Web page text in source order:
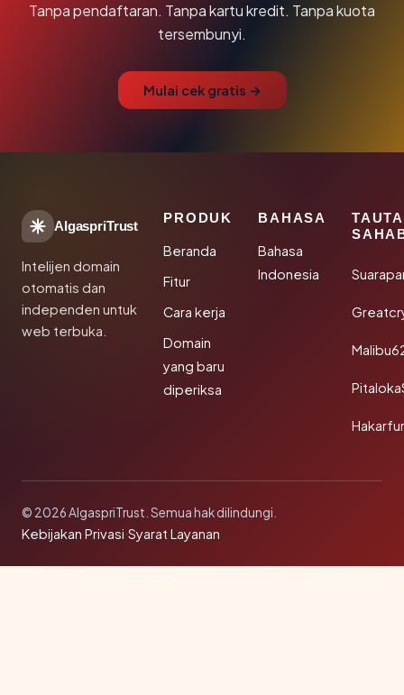
Tanpa pendaftaran. Tanpa kartu kredit. Tanpa kuota
tersembunyi.
Mulai cek gratis →
AlgaspriTrust
Intelijen domain
otomatis dan
independen untuk
web terbuka.
PRODUK
Beranda
Fitur
Cara kerja
Domain
yang baru
diperiksa
BAHASA
Bahasa
Indonesia
© 2026 AlgaspriTrust. Semua hak dilindungi.
Kebijakan Privasi·Syarat Layanan